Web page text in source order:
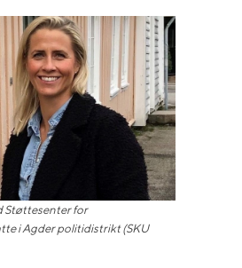
Støttesenter for
i Agder politidistrikt (SKU